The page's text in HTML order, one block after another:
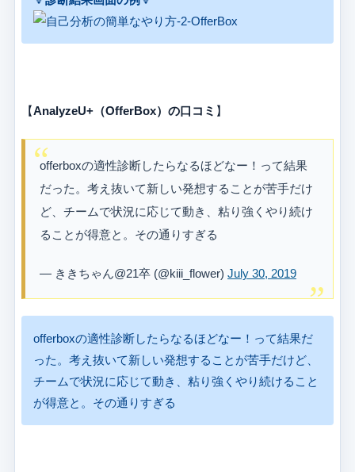
【AnalyzeU+（OfferBox）の口コミ 】
offerboxの適性診断したらなるほどなー！って結果
だった。考え抜いて新しい発想することが苦手だけ
ど、チームで状況に応じて動き、粘り強くやり続け
ることが得意と。その通りすぎる
— ききちゃん@21卒 (@kiii_flower) July 30, 2019
offerboxの適性診断したらなるほどなー！って結果だ
った。考え抜いて新しい発想することが苦手だけど、
チームで状況に応じて動き、粘り強くやり続けること
が得意と。その通りすぎる